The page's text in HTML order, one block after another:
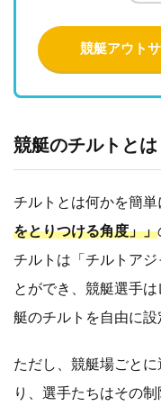
競艇アウト
競艇のチルトとは
チルトとは何かを簡単
をとりつける角度」」
チルトは「チルトア
とができ、競艇選手
艇のチルトを自由に設
ただし、競艇場ごと
り、選手たちはその